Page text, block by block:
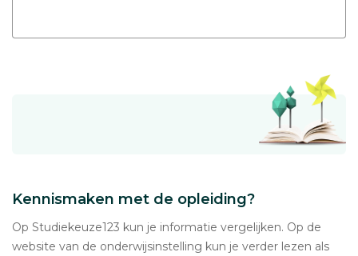
Kennismaken met de opleiding?
Op Studiekeuze123 kun je informatie vergelijken. Op de
website van de onderwijsinstelling kun je verder lezen als